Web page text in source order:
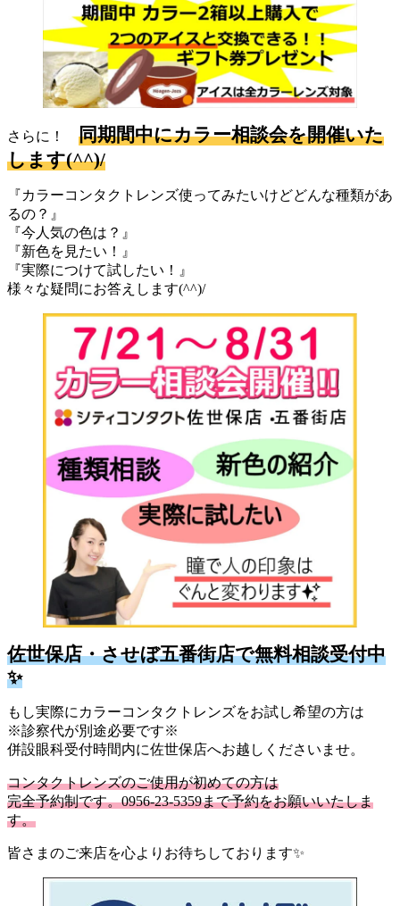
さらに！ 同期間中にカラー相談会を開催いた
します(^^)/
『カラーコンタクトレンズ使ってみたいけどどんな種類があ
るの？』
『今人気の色は？』
『新色を見たい！』
『実際につけて試したい！』
様々な疑問にお答えします(^^)/
佐世保店・させぼ五番街店で無料相談受付中
✨
もし実際にカラーコンタクトレンズをお試し希望の方は
※診察代が別途必要です※
併設眼科受付時間内に佐世保店へお越しくださいませ。
コンタクトレンズのご使用が初めての方は
完全予約制です。0956-23-5359まで予約をお願いいたしま
す。
皆さまのご来店を心よりお待ちしております✨